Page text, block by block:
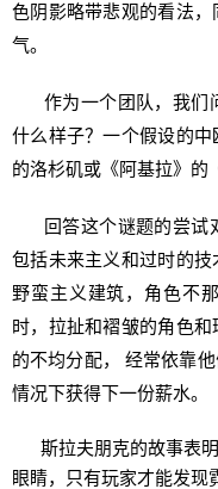
色阴影略带悲观的看法
气。
作为一个团队，我们
什么样子？一个假设的中
的洛杉矶或《阿基拉》的
回答这个谜题的尝试对
包括未来主义和过时的
野蛮主义建筑，角色不
时，拉扯和褶皱的角色
的不均分配， 经常依靠
情况下获得下一份薪水。
斯拉夫朋克的故事表明
眼睛，只有玩家才能发